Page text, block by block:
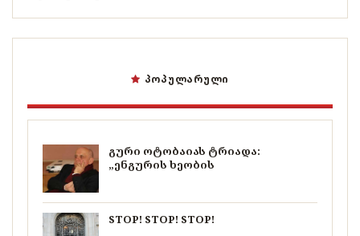
ᲞᲝᲞᲣᲚᲐᲠᲣᲚᲘ
გური ოტობაიას ტრიადა:
„ენგურის ხეობის
STOP! STOP! STOP!